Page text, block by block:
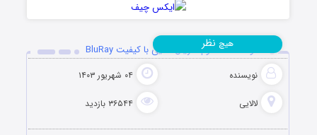
دانلود قسمت دوم سریال لالایی با کیفیت BluRay
نویسنده ۰۴ شهریور ۱۴۰۳
لالایی ۳۶۵۴۴ بازدید
هیچ نظر